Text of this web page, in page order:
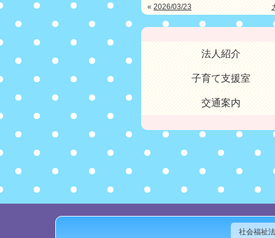
«2026/03/23
法人紹介
子育て支援室
交通案内
社会福祉